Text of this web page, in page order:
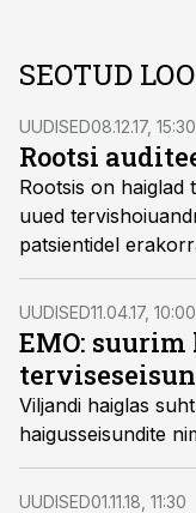
SEOTUD
UUDISED08.12.17, 15:30
Rootsi
Rootsis on haiglad
uued
patsientidel
UUDISED11.04.17, 10:00
EMO:
Viljandi haiglas
haigusseisundite
UUDISED01.11.18, 11:30